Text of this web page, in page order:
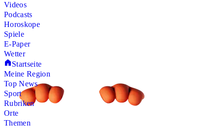
Videos
Podcasts
Horoskope
Spiele
E-Paper
Wetter
Startseite
Meine Region
Top News
Sport
Rubriken
Orte
Themen